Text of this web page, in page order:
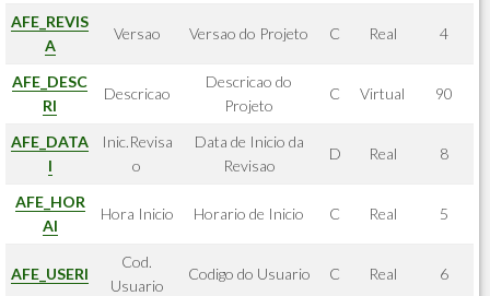
AFE_REVIS
A
Versao Versao do Projeto C Real 4
AFE_DESC
RI
Descricao
Descricao do
Projeto
C Virtual 90
AFE_DATA
I
Inic.Revisa
o
Data de Inicio da
Revisao
D Real 8
AFE_HOR
AI
Hora Inicio Horario de Inicio C Real 5
AFE_USERI
Cod.
Usuario
Codigo do Usuario C Real 6